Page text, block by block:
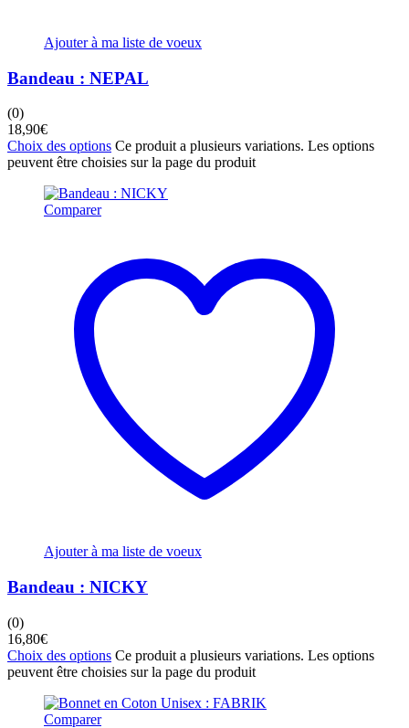
Ajouter à ma liste de voeux
Bandeau : NEPAL
(0)
18,90€
Choix des options Ce produit a plusieurs variations. Les options
peuvent être choisies sur la page du produit
Comparer
Ajouter à ma liste de voeux
Bandeau : NICKY
(0)
16,80€
Choix des options Ce produit a plusieurs variations. Les options
peuvent être choisies sur la page du produit
Comparer